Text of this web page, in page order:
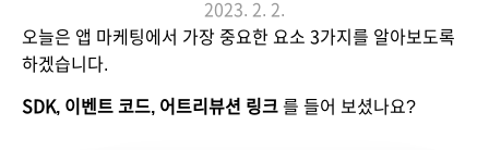
2023. 2. 2.
오늘은 앱 마케팅에서 가장 중요한 요소 3가지를 알아보도록
하겠습니다.
SDK, 이벤트 코드, 어트리뷰션 링크 를 들어 보셨나요?